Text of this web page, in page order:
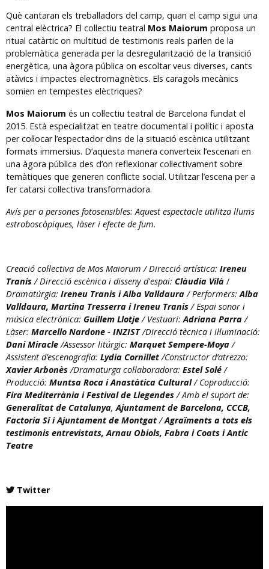
Què cantaran els treballadors del camp, quan el camp sigui una
central elèctrica? El col·lectiu teatral Mos Maiorum proposa un
ritual catàrtic on multitud de testimonis reals parlen de la
problemàtica generada per la desregularització de la transició
energètica, una àgora pública on escoltar veus diverses, cants
atàvics i impactes electromagnètics. Els caragols mecànics
somien en tempestes elèctriques?
Mos Maiorum és un col·lectiu teatral de Barcelona fundat el
2015. Està especialitzat en teatre documental i polític i aposta
per col·locar l’espectador dins de la situació escènica utilitzant
formats immersius. D’aquesta manera converteix l’escenari en
una àgora pública des d’on reflexionar col·lectivament sobre
temàtiques que generen conflicte social. Utilitzar l’escena per a
fer catarsi col·lectiva transformadora.
Avís per a persones fotosensibles: Aquest espectacle utilitza llums
estroboscòpiques, làser i efecte de fum.
Creació col·lectiva de Mos Maiorum / Direcció artística: Ireneu
Tranis/ Direcció escènica i disseny d'espai: Clàudia Vilà /
Dramatúrgia: Ireneu Tranis i Alba Valldaura/ Performers:Alba
Valldaura, Martina Tresserra i Ireneu Tranis/ Espai sonor i
música electrònica: Guillem Llotje/ Vestuari:Adriana Parra/
Làser: Marcello Nardone - INZIST/Direcció tècnica i il·luminació:
Dani Miracle/Assessor litúrgic: Marquet Sempere-Moya/
Assistent d’escenografia: Lydia Cornillet/Constructor d’atrezzo:
Xavier Arbonès/Dramaturga col·laboradora: Estel Solé/
Producció: Muntsa Roca i Anastàtica Cultural/ Coproducció:
Fira Mediterrània i Festival de Llegendes/ Amb el suport de:
Generalitat de Catalunya,Ajuntament de Barcelona, CCCB,
Factoria Sí i Ajuntament de Montgat/Agraïments a tots els
testimonis entrevistats, Arnau Obiols, Fabra i Coats i Antic
Teatre
Twitter